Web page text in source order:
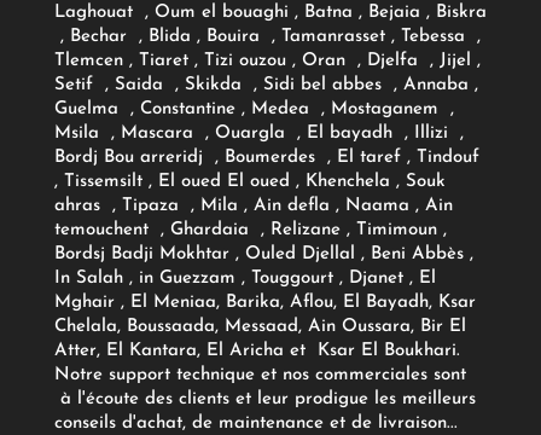
Laghouat , Oum el bouaghi , Batna , Bejaia , Biskra
, Bechar , Blida , Bouira , Tamanrasset , Tebessa ,
Tlemcen , Tiaret , Tizi ouzou , Oran , Djelfa , Jijel ,
Setif , Saida , Skikda , Sidi bel abbes , Annaba ,
Guelma , Constantine , Medea , Mostaganem ,
Msila , Mascara , Ouargla , El bayadh , Illizi ,
Bordj Bou arreridj , Boumerdes , El taref , Tindouf
, Tissemsilt , El oued El oued , Khenchela , Souk
ahras , Tipaza , Mila , Ain defla , Naama , Ain
temouchent , Ghardaia , Relizane , Timimoun ,
Bordsj Badji Mokhtar , Ouled Djellal , Beni Abbès ,
In Salah , in Guezzam , Touggourt , Djanet , El
Mghair , El Meniaa, Barika, Aflou, El Bayadh, Ksar
Chelala, Boussaada, Messaad, Ain Oussara, Bir El
Atter, El Kantara, El Aricha et Ksar El Boukhari.
Notre support technique et nos commerciales sont
à l'écoute des clients et leur prodigue les meilleurs
conseils d'achat, de maintenance et de livraison...